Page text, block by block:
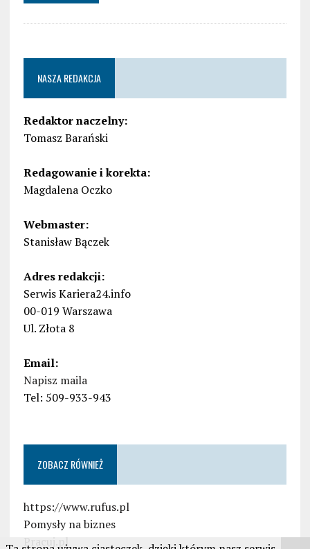
NASZA REDAKCJA
Redaktor naczelny:
Tomasz Barański
Redagowanie i korekta:
Magdalena Oczko
Webmaster:
Stanisław Bączek
Adres redakcji:
Serwis Kariera24.info
00-019 Warszawa
Ul. Złota 8
Email:
Napisz maila
Tel: 509-933-943
ZOBACZ RÓWNIEŻ
https://www.rufus.pl
Pomysły na biznes
Pracuj.pl